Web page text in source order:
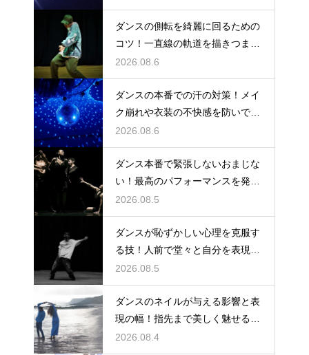
ダンスの側転を綺麗に回るための
コツ！一直線の軌道を描きつま先
まで伸ばす
2026.08.6
ダンスの本番での汗の対策！メイ
ク崩れや衣装の不快感を防いで快
適に踊る
2026.08.6
ダンス本番で緊張しないおまじな
い！最高のパフォーマンスを発揮
する心理術
2026.08.5
ダンスが恥ずかしい心理を克服す
る技！人前で堂々と自分を表現す
るステップ
2026.08.5
ダンスのネイルが与える影響と表
現の幅！指先まで美しく魅せるた
めの工夫
2026.08.4